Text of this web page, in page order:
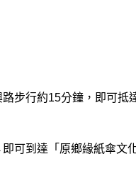
步行約15分鐘，即可抵
可到達「原鄉緣紙傘文